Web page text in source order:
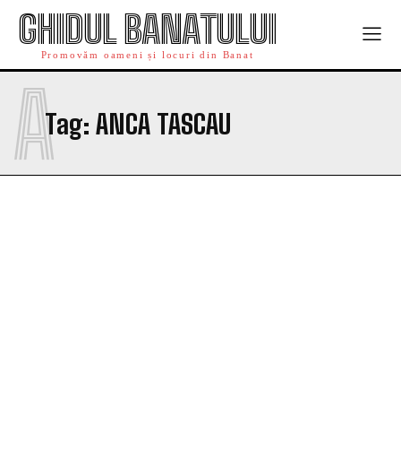
GHIDUL BANATULUI
Promovăm oameni și locuri din Banat
Tag: ANCA TASCAU
A